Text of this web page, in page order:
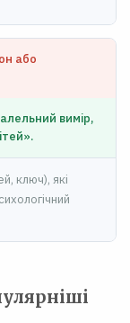
або
вимір,
ключ), які